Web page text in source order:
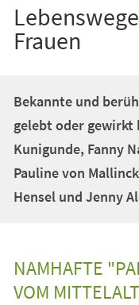
Frauen
Bekannte und
gelebt oder gewirkt
Kunigunde, Fanny
Pauline von
Hensel und Jenny
NAMHAFTE
VOM